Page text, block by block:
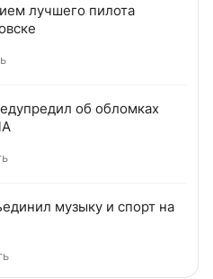
лучшего пилота
об обломках
музыку и спорт на